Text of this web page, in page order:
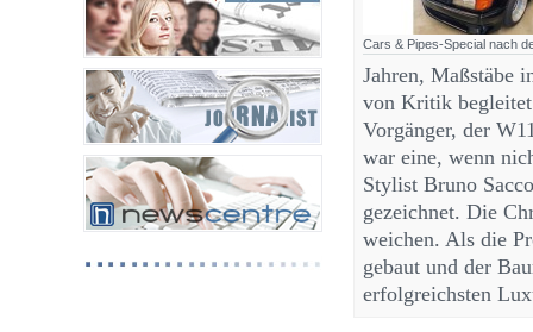
Cars & Pipes-Special nach
Jahren, Maßstäbe
von Kritik
Vorgänger, der
war eine, wenn
Stylist Bruno
gezeichnet. Die
weichen. Als die
gebaut und der
erfolgreichsten